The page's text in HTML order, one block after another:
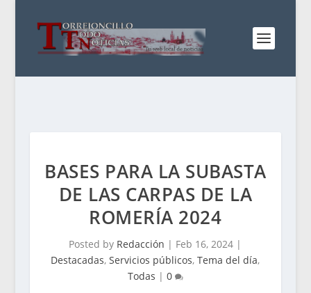
BASES PARA LA SUBASTA
DE LAS CARPAS DE LA
ROMERÍA 2024
Posted by Redacción | Feb 16, 2024 |
Destacadas,Servicios públicos,Tema del día,
Todas | 0